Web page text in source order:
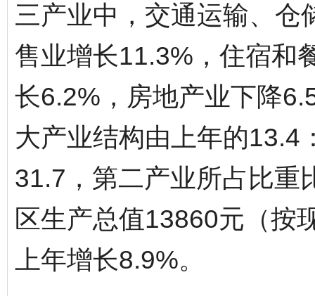
三产业中，交通运输、仓
售业增长11.3%，住宿和
长6.2%，房地产业下降
大产业结构由上年的13.4
31.7，第二产业所占比重
区生产总值13860元（按
上年增长8.9%。